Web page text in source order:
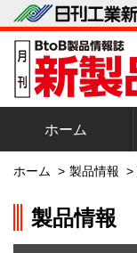
ホーム
ホーム > 製品情報 >
製品情報